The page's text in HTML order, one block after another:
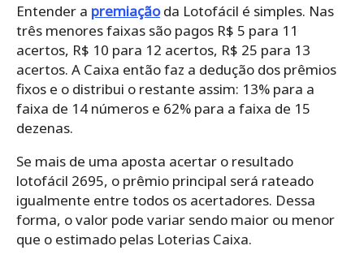
Entender a premiaçãoda Lotofácil é simples. Nas
três menores faixas são pagos R$ 5 para 11
acertos, R$ 10 para 12 acertos, R$ 25 para 13
acertos. A Caixa então faz a dedução dos prêmios
fixos e o distribui o restante assim: 13% para a
faixa de 14 números e 62% para a faixa de 15
dezenas.
Se mais de uma aposta acertar o resultado
lotofácil 2695, o prêmio principal será rateado
igualmente entre todos os acertadores. Dessa
forma, o valor pode variar sendo maior ou menor
que o estimado pelas Loterias Caixa.